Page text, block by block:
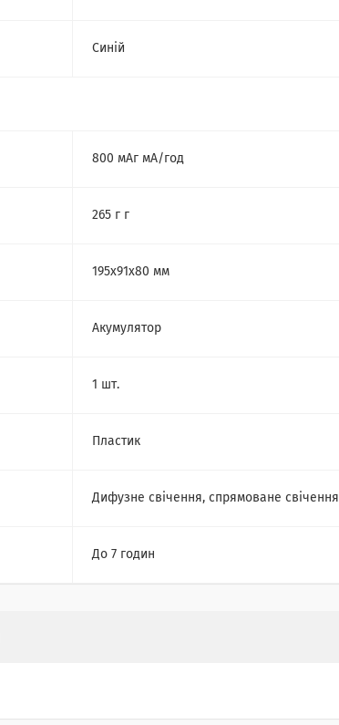
Синій
800 мАг мА/год
265 г г
195х91х80 мм
Акумулятор
1 шт.
Пластик
Дифузне свічення, спрямоване свічення
До 7 годин